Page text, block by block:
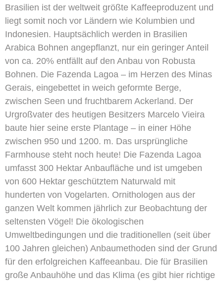
Brasilien ist der weltweit größte Kaffeeproduzent und
liegt somit noch vor Ländern wie Kolumbien und
Indonesien. Hauptsächlich werden in Brasilien
Arabica Bohnen angepflanzt, nur ein geringer Anteil
von ca. 20% entfällt auf den Anbau von Robusta
Bohnen. Die Fazenda Lagoa – im Herzen des Minas
Gerais, eingebettet in weich geformte Berge,
zwischen Seen und fruchtbarem Ackerland. Der
Urgroßvater des heutigen Besitzers Marcelo Vieira
baute hier seine erste Plantage – in einer Höhe
zwischen 950 und 1200. m. Das ursprüngliche
Farmhouse steht noch heute! Die Fazenda Lagoa
umfasst 300 Hektar Anbaufläche und ist umgeben
von 600 Hektar geschütztem Naturwald mit
hunderten von Vogelarten. Ornithologen aus der
ganzen Welt kommen jährlich zur Beobachtung der
seltensten Vögel! Die ökologischen
Umweltbedingungen und die traditionellen (seit über
100 Jahren gleichen) Anbaumethoden sind der Grund
für den erfolgreichen Kaffeeanbau. Die für Brasilien
große Anbauhöhe und das Klima (es gibt hier richtige